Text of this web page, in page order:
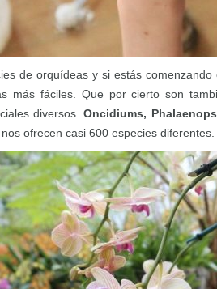
de orquídeas y si estás
más fáciles. Que por cierto son
diversos.Oncidiums,
ofrecen casi 600 especies diferentes.